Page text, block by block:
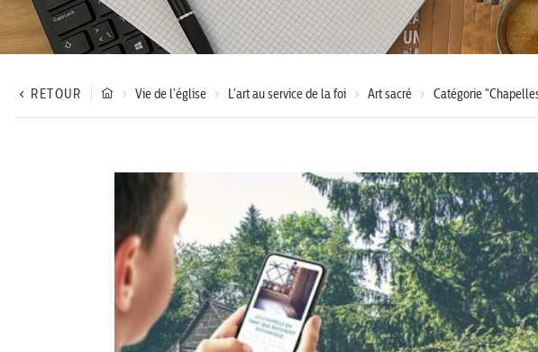
RETOUR Vie de l'église L'art au service de la foi Art sacré Catégorie